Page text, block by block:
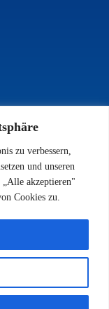
zu verbessern,
und unseren
„Alle akzeptieren"
Cookies zu.
e.V.